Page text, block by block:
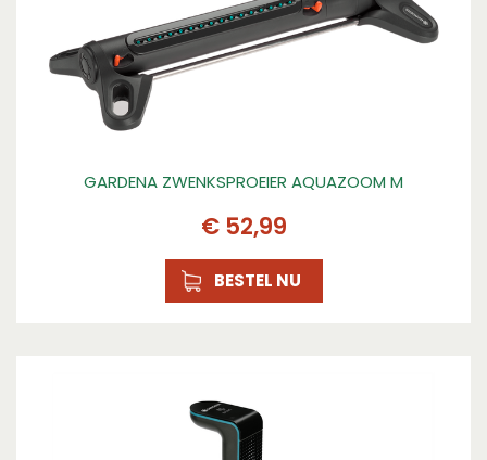
GARDENA ZWENKSPROEIER AQUAZOOM M
€ 52,99
BESTEL NU